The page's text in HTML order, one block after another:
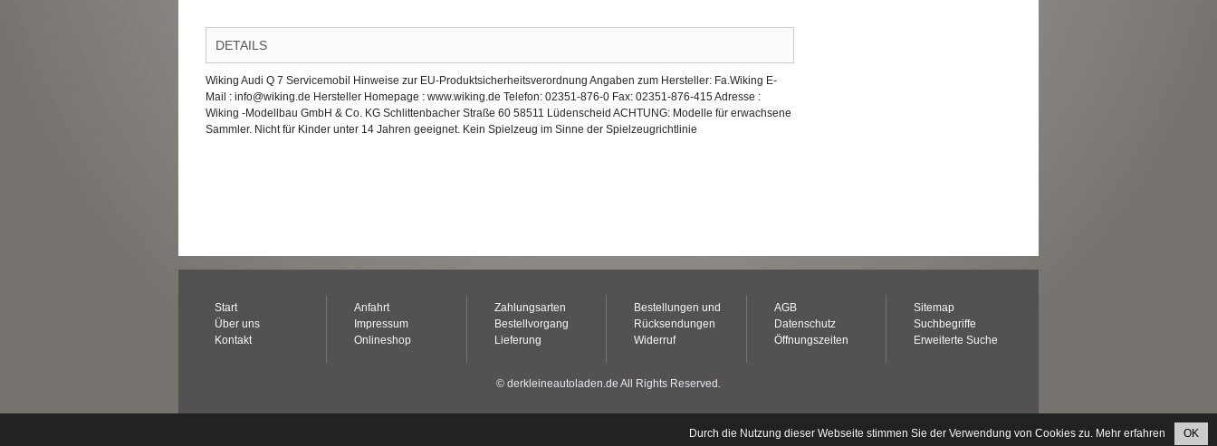
DETAILS
Wiking Audi Q 7 Servicemobil Hinweise zur EU-Produktsicherheitsverordnung Angaben zum Hersteller: Fa.Wiking E-
Mail : info@wiking.de Hersteller Homepage : www.wiking.de Telefon: 02351-876-0 Fax: 02351-876-415 Adresse :
Wiking -Modellbau GmbH & Co. KG Schlittenbacher Straße 60 58511 Lüdenscheid ACHTUNG: Modelle für erwachsene
Sammler. Nicht für Kinder unter 14 Jahren geeignet. Kein Spielzeug im Sinne der Spielzeugrichtlinie
Start
Über uns
Kontakt
Anfahrt
Impressum
Onlineshop
Zahlungsarten
Bestellvorgang
Lieferung
Bestellungen und
Rücksendungen
Widerruf
AGB
Datenschutz
Öffnungszeiten
Sitemap
Suchbegriffe
Erweiterte Suche
© derkleineautoladen.de All Rights Reserved.
Durch die Nutzung dieser Webseite stimmen Sie der Verwendung von Cookies zu. Mehr erfahren OK